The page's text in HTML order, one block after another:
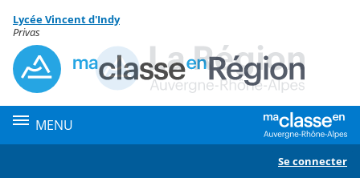
Menu de la rubrique
Contenu
Lycée Vincent d'Indy
Privas
MENU
Se connecter